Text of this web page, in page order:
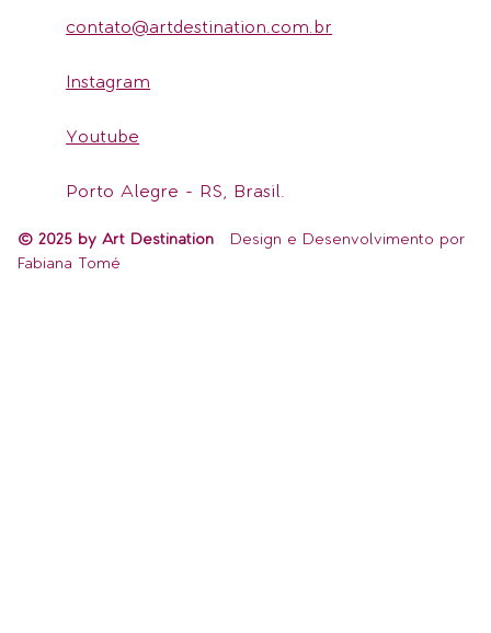
contato@artdestination.com.br
Instagram
Youtube
Porto Alegre - RS, Brasil.
© 2025 by Art Destination Design e Desenvolvimento por
Fabiana Tomé